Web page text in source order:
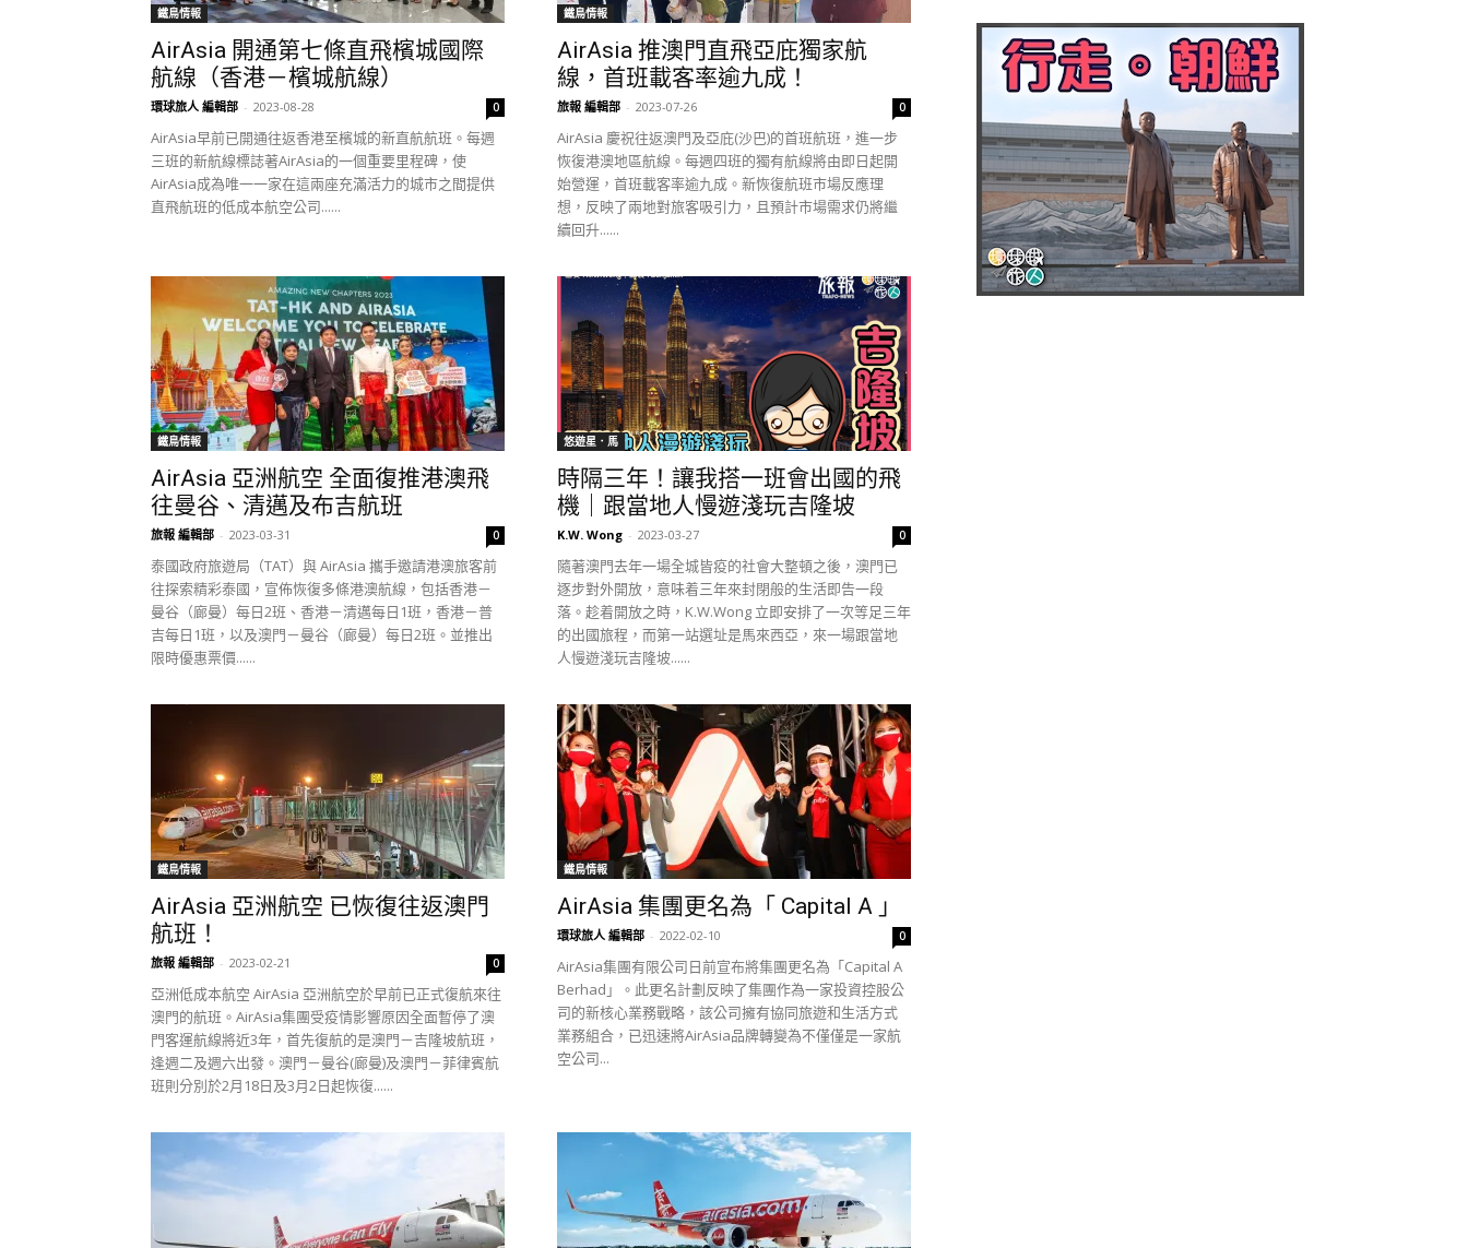
鐵鳥情報
AirAsia 開通第七條直飛檳城國際
航線（香港－檳城航線）
環球旅人 編輯部 - 2023-08-28 0
AirAsia早前已開通往返香港至檳城的新直航航班。每週
三班的新航線標誌著AirAsia的一個重要里程碑，使
AirAsia成為唯一一家在這兩座充滿活力的城市之間提供
直飛航班的低成本航空公司......
鐵鳥情報
AirAsia 推澳門直飛亞庇獨家航
線，首班載客率逾九成！
旅報 編輯部 - 2023-07-26 0
AirAsia 慶祝往返澳門及亞庇(沙巴)的首班航班，進一步
恢復港澳地區航線。每週四班的獨有航線將由即日起開
始營運，首班載客率逾九成。新恢復航班市場反應理
想，反映了兩地對旅客吸引力，且預計市場需求仍將繼
續回升......
鐵鳥情報
AirAsia 亞洲航空 全面復推港澳飛
往曼谷、清邁及布吉航班
旅報 編輯部 - 2023-03-31 0
泰國政府旅遊局（TAT）與 AirAsia 攜手邀請港澳旅客前
往探索精彩泰國，宣佈恢復多條港澳航線，包括香港－
曼谷（廊曼）每日2班、香港－清邁每日1班，香港－普
吉每日1班，以及澳門－曼谷（廊曼）每日2班。並推出
限時優惠票價......
悠遊星．馬
時隔三年！讓我搭一班會出國的飛
機｜跟當地人慢遊淺玩吉隆坡
K.W. Wong - 2023-03-27 0
隨著澳門去年一場全城皆疫的社會大整頓之後，澳門已
逐步對外開放，意味着三年來封閉般的生活即告一段
落。趁着開放之時，K.W.Wong 立即安排了一次等足三年
的出國旅程，而第一站選址是馬來西亞，來一場跟當地
人慢遊淺玩吉隆坡......
鐵鳥情報
AirAsia 亞洲航空 已恢復往返澳門
航班！
旅報 編輯部 - 2023-02-21 0
亞洲低成本航空 AirAsia 亞洲航空於早前已正式復航來往
澳門的航班。AirAsia集團受疫情影響原因全面暫停了澳
門客運航線將近3年，首先復航的是澳門－吉隆坡航班，
逢週二及週六出發。澳門－曼谷(廊曼)及澳門－菲律賓航
班則分別於2月18日及3月2日起恢復......
鐵鳥情報
AirAsia 集團更名為「 Capital A 」
環球旅人 編輯部 - 2022-02-10 0
AirAsia集團有限公司日前宣布將集團更名為「Capital A
Berhad」。此更名計劃反映了集團作為一家投資控股公
司的新核心業務戰略，該公司擁有協同旅遊和生活方式
業務組合，已迅速將AirAsia品牌轉變為不僅僅是一家航
空公司...